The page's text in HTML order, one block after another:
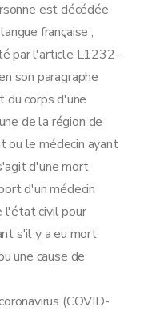
est décédée
française ;
par l'article L1232-
son paragraphe
du corps d'une
de la région de
ou le médecin ayant
d'une mort
d'un médecin
l'état civil pour
s'il y a eu mort
une cause de
(COVID-